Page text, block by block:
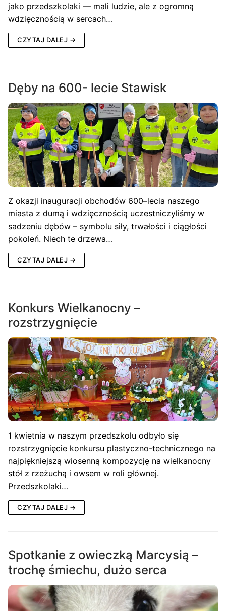
jako przedszkolaki — mali ludzie, ale z ogromną
wdzięcznością w sercach…
CZYTAJ DALEJ →
Dęby na 600- lecie Stawisk
Z okazji inauguracji obchodów 600–lecia naszego
miasta z dumą i wdzięcznością uczestniczyliśmy w
sadzeniu dębów – symbolu siły, trwałości i ciągłości
pokoleń. Niech te drzewa…
CZYTAJ DALEJ →
Konkurs Wielkanocny –
rozstrzygnięcie
1 kwietnia w naszym przedszkolu odbyło się
rozstrzygnięcie konkursu plastyczno-technicznego na
najpiękniejszą wiosenną kompozycję na wielkanocny
stół z rzeżuchą i owsem w roli głównej.
Przedszkolaki…
CZYTAJ DALEJ →
Spotkanie z owieczką Marcysią –
trochę śmiechu, dużo serca